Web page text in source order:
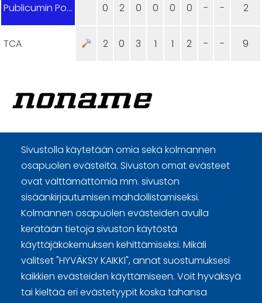
Publicumin Ponnistus 0 2 0 0 0 0 - - 2
TCA 2 0 3 1 1 2 - - 9
Sivustolla käytetään omia sekä kolmannen
osapuolen evästeitä. Sivuston omat evästeet
ovat välttämättömiä mm. sivuston
sisäänkirjautumisen mahdollistamiseksi.
Kolmannen osapuolen evästeiden avulla
kerätään tietoja sivuston käytöstä
käyttäjäkokemuksen kehittämiseksi. Mikäli
valitset "HYVÄKSY KAIKKI", annat suostumuksesi
kaikkien evästeiden käyttämiseen. Voit hyväksyä
tai kieltää eri evästetyypit koska tahansa
Curling Finland
Curling.fi
Curling Finland
Sivuston käyttöehdot ja sisällön käyttöoikeudet
Tietosuojaselosteet